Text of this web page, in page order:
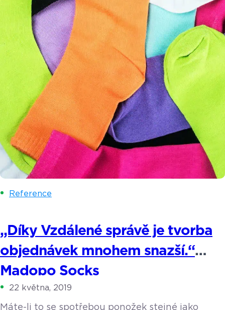
Reference
„Díky Vzdálené správě je tvorba
objednávek mnohem snazší.“
Madopo Socks
22 května, 2019
Máte-li to se spotřebou ponožek stejné jako